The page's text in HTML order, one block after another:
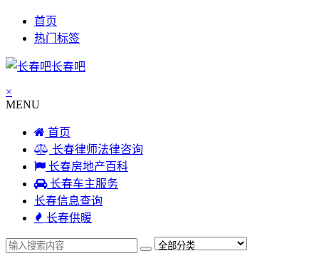
首页
热门标签
长春吧
×
MENU
首页
长春律师法律咨询
长春房地产百科
长春车主服务
长春信息查询
长春供暖